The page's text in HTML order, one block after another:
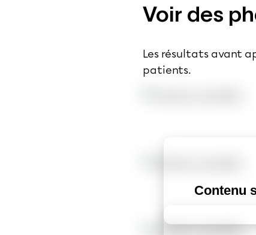
Voir des
Les résultats avant
patients.
Contenu